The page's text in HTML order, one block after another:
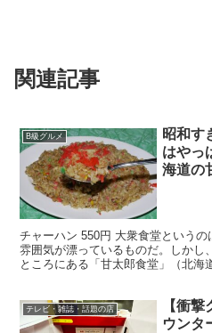
関連記事
B級グルメ
昭和す
はやっ
海道の
チャーハン 550円 大衆食堂という
雰囲気が漂っているものだ。しかし
ところにある「甘太郎食堂」（北海
テレビ・雑誌・話題の店
【衝
ウンタ